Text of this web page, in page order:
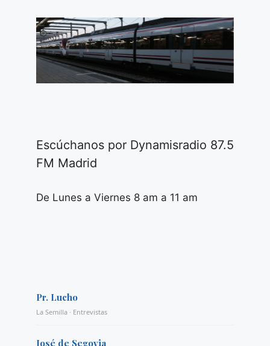
Escúchanos por Dynamisradio 87.5
FM Madrid
De Lunes a Viernes 8 am a 11 am
Pr. Lucho
La Semilla · Entrevistas
José de Segovia